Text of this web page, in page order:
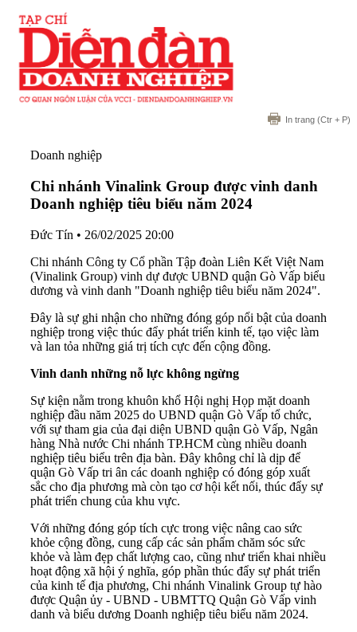
In trang (Ctr + P)
Doanh nghiệp
Chi nhánh Vinalink Group được vinh danh
Doanh nghiệp tiêu biểu năm 2024
Đức Tín • 26/02/2025 20:00
Chi nhánh Công ty Cổ phần Tập đoàn Liên Kết Việt Nam
(Vinalink Group) vinh dự được UBND quận Gò Vấp biểu
dương và vinh danh "Doanh nghiệp tiêu biểu năm 2024".
Đây là sự ghi nhận cho những đóng góp nổi bật của doanh
nghiệp trong việc thúc đẩy phát triển kinh tế, tạo việc làm
và lan tỏa những giá trị tích cực đến cộng đồng.
Vinh danh những nỗ lực không ngừng
Sự kiện nằm trong khuôn khổ Hội nghị Họp mặt doanh
nghiệp đầu năm 2025 do UBND quận Gò Vấp tổ chức,
với sự tham gia của đại diện UBND quận Gò Vấp, Ngân
hàng Nhà nước Chi nhánh TP.HCM cùng nhiều doanh
nghiệp tiêu biểu trên địa bàn. Đây không chỉ là dịp để
quận Gò Vấp tri ân các doanh nghiệp có đóng góp xuất
sắc cho địa phương mà còn tạo cơ hội kết nối, thúc đẩy sự
phát triển chung của khu vực.
Với những đóng góp tích cực trong việc nâng cao sức
khỏe cộng đồng, cung cấp các sản phẩm chăm sóc sức
khỏe và làm đẹp chất lượng cao, cũng như triển khai nhiều
hoạt động xã hội ý nghĩa, góp phần thúc đẩy sự phát triển
của kinh tế địa phương, Chi nhánh Vinalink Group tự hào
được Quận ủy - UBND - UBMTTQ Quận Gò Vấp vinh
danh và biểu dương Doanh nghiệp tiêu biểu năm 2024.